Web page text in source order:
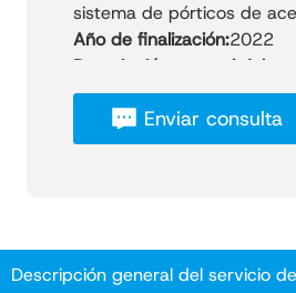
sistema de pórticos de
Año de finalización:2022
Descripción general del
Este proyecto de pabellón
diseñado a medida para
cliente, con una
potenciando la
amplitud.
Enviar consulta
Descripción general del servicio